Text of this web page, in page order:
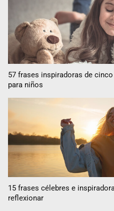
57 frases inspiradoras de
para niños
15 frases célebres e
reflexionar